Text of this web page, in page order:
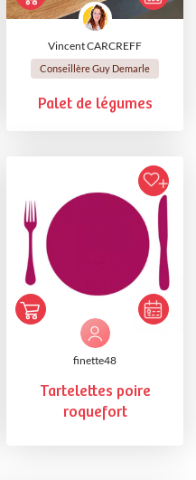
Vincent CARCREFF
Conseillère Guy Demarle
Palet de légumes
finette48
Tartelettes poire
roquefort